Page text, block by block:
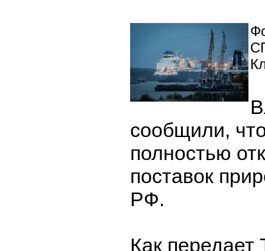
сообщили,
полностью
поставок
РФ.
Как